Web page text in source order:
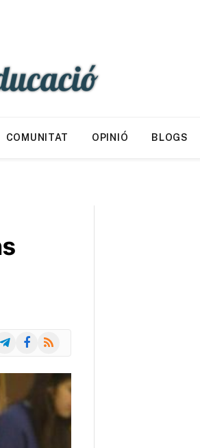
COMUNITAT OPINIÓ BLOGS
TelegramFacebook
RSS